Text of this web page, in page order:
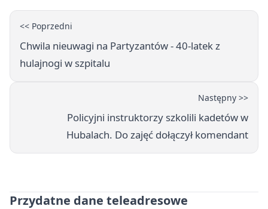
<< Poprzedni
Chwila nieuwagi na Partyzantów - 40-latek z
hulajnogi w szpitalu
Następny >>
Policyjni instruktorzy szkolili kadetów w
Hubalach. Do zajęć dołączył komendant
Przydatne dane teleadresowe